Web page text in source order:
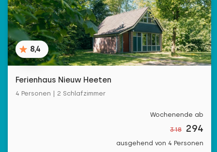
8,4
Ferienhaus Nieuw Heeten
4 Personen | 2 Schlafzimmer
Wochenende ab
318 294
ausgehend von 4 Personen